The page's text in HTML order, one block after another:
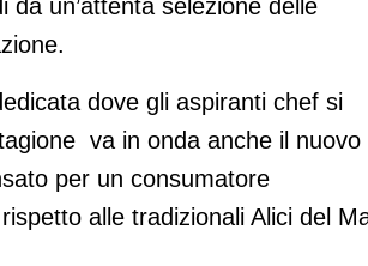
un’attenta selezione delle
dove gli aspiranti chef si
va in onda anche il nuovo
per un consumatore
alle tradizionali Alici del